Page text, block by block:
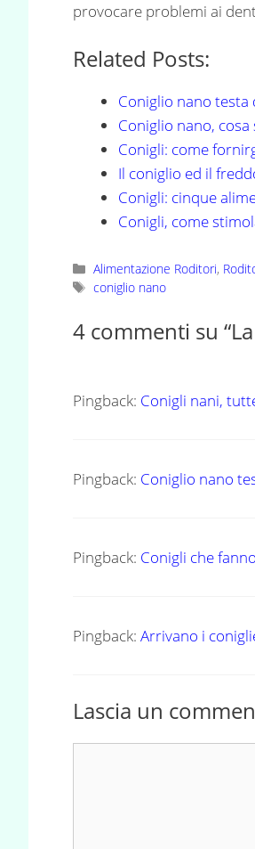
provocare problemi ai
Related Posts:
Coniglio nano testa
Coniglio nano,
Conigli: come
Il coniglio ed il
Conigli: cinque
Conigli, come
Categorie
Alimentazione Roditori,
Tag
coniglio nano
4 commenti su
Pingback: Conigli nani,
Pingback: Coniglio nano
Pingback: Conigli che
Pingback: Arrivano i
Lascia un